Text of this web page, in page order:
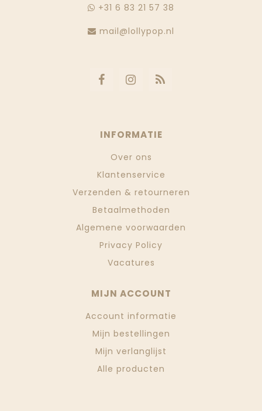
+31 6 83 21 57 38
mail@lollypop.nl
INFORMATIE
Over ons
Klantenservice
Verzenden & retourneren
Betaalmethoden
Algemene voorwaarden
Privacy Policy
Vacatures
MIJN ACCOUNT
Account informatie
Mijn bestellingen
Mijn verlanglijst
Alle producten